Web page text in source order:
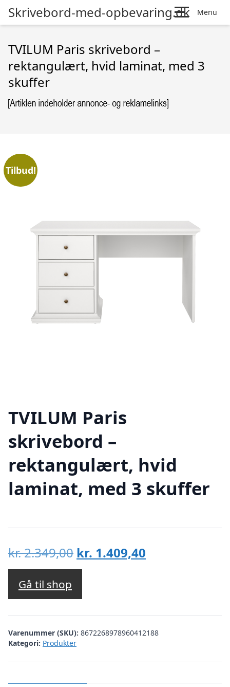
Skrivebord-med-opbevaring.dk Menu
TVILUM Paris skrivebord –
rektangulært, hvid laminat, med 3
skuffer
Tilbud!
TVILUM Paris
skrivebord –
rektangulært, hvid
laminat, med 3 skuffer
kr.2.349,00 Den
oprindelige
var:
kr. 2.349,00.
kr. 1.409,40
kr. 1.409,40.
Gå til shop
Varenummer (SKU): 8672268978960412188
Kategori: Produkter